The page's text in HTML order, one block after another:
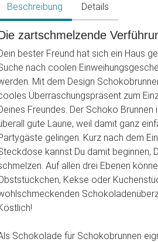
Beschreibung Details
zartschmelzende
bester Freund hat sich ein Haus
nach coolen
Mit dem Design
Überraschungspräsent zum
Freundes. Der Schoko
gute Laune, weil damit ganz
gelingen. Kurz nach dem
kannst Du damit beginnen,
Auf allen drei Ebenen
Kekse oder
Schokolade für Schokobrunnen